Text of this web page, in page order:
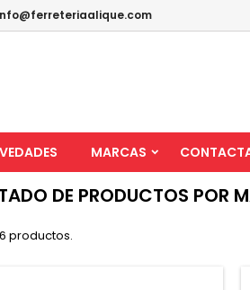
MARCAS
DE PRODUCTOS POR
productos.